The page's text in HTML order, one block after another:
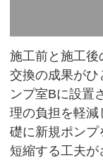
施工前と施工
交換の成果が
ンプ室Bに設置
理の負担を軽
礎に新規ポンプ
短縮する工夫